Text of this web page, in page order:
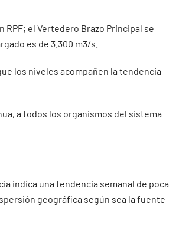
RPF; el Vertedero Brazo Principal se
es de 3.300 m3/s.
los niveles acompañen la tendencia
a todos los organismos del sistema
indica una tendencia semanal de poca
geográfica según sea la fuente